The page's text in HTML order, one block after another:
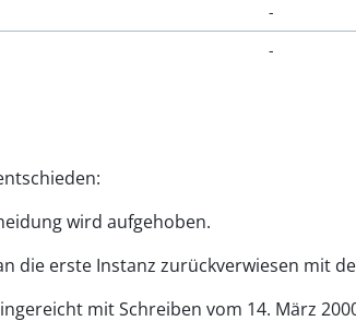
-
-
wird aufgehoben.
die erste Instanz zurückverwiesen mit
mit Schreiben vom 14. März